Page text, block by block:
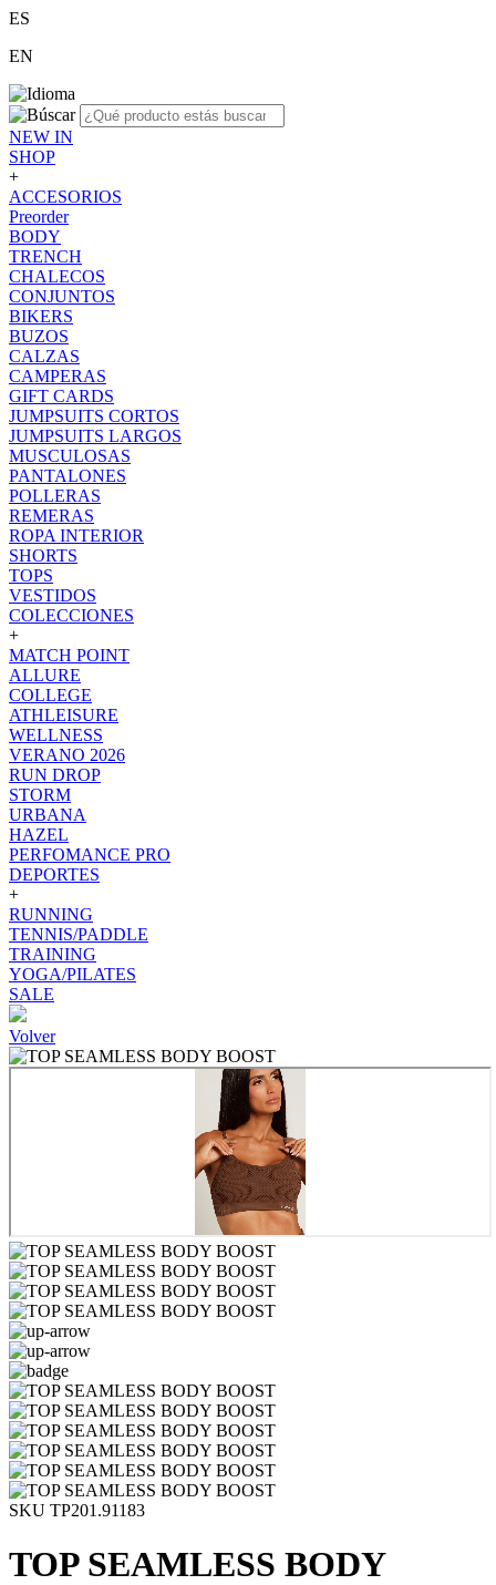
ES
EN
NEW IN
SHOP
+
ACCESORIOS
Preorder
BODY
TRENCH
CHALECOS
CONJUNTOS
BIKERS
BUZOS
CALZAS
CAMPERAS
GIFT CARDS
JUMPSUITS CORTOS
JUMPSUITS LARGOS
MUSCULOSAS
PANTALONES
POLLERAS
REMERAS
ROPA INTERIOR
SHORTS
TOPS
VESTIDOS
COLECCIONES
+
MATCH POINT
ALLURE
COLLEGE
ATHLEISURE
WELLNESS
VERANO 2026
RUN DROP
STORM
URBANA
HAZEL
PERFOMANCE PRO
DEPORTES
+
RUNNING
TENNIS/PADDLE
TRAINING
YOGA/PILATES
SALE
Volver
SKU TP201.91183
TOP SEAMLESS BODY